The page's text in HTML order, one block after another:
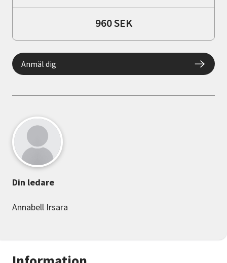
960 SEK
Anmäl dig
Din ledare
Annabell Irsara